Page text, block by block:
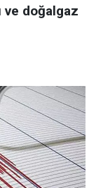
ve doğalgaz